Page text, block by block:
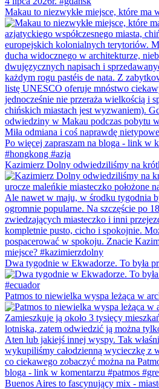
Makau to niezwykłe miejsce, które ma
Kazimierz Dolny odwiedziliśmy na
Dwa tygodnie w Ekwadorze. To była
Patmos to niewielka wyspa leżąca w
Buenos Aires to fascynujący mix -